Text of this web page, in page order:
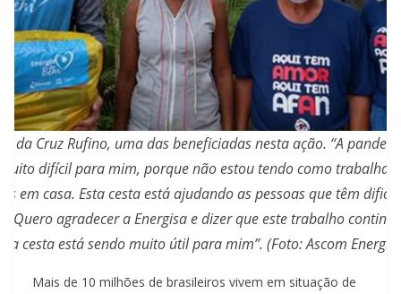
da Cruz Rufino, uma das beneficiadas nesta ação. “A
difícil para mim, porque não estou tendo como trabalhar
em casa. Esta cesta está ajudando as pessoas que têm
Quero agradecer a Energisa e dizer que este trabalho
cesta está sendo muito útil para mim”. (Foto: Ascom
Mais de 10 milhões de brasileiros vivem em situação de